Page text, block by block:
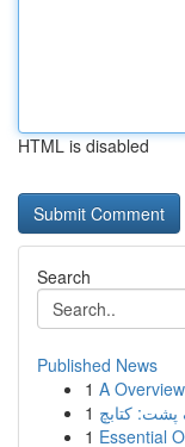
HTML is disabled
Search
Published News
1 A
1
1 Essential